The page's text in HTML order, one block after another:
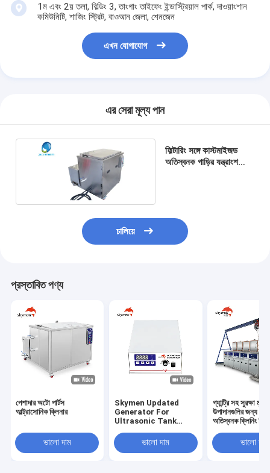
1ম এবং 2য় তলা, বিল্ডিং 3, তাংগাং তাইফেং ইন্ডাস্ট্রিয়াল পার্ক, দাওয়াংশান
কমিউনিটি, শাজিং স্ট্রিট, বাওআন জেলা, শেনজেন
এখন যোগাযোগ
এর সেরা মূল্য পান
ফিল্টারিং সঙ্গে কাস্টমাইজড
অতিস্বনক গাড়ির যন্ত্রাংশ
চালিয়ে
প্রস্তাবিত পণ্য
পেশাদার অটো পার্টস
আল্ট্রাসোনিক ক্লিনার
ভালো দাম
Skymen Updated
Generator For
Ultrasonic Tank
Transducer Box
KG1800-V
ভালো দাম
গ্যান্ট্রি সহ সুরক্ষা
উপাদানগুলির জন্য 4
অতিস্বনক ক্লিনিং
ভালো দাম